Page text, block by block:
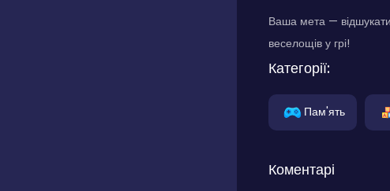
Ваша мета — відшукати
веселощів у грі!
Категорії:
Пам'ять
Коментарі